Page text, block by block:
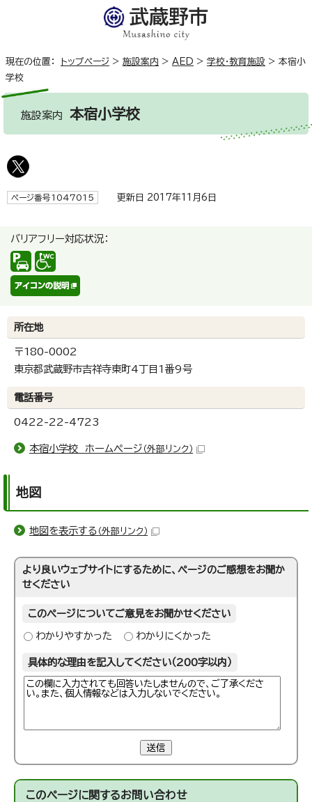
現在の位置： トップページ > 施設案内 > AED > 学校・教育施設 > 本宿小
学校
施設案内 本宿小学校
ページ番号1047015 更新日 2017年11月6日
バリアフリー対応状況：
所在地
〒180-0002
東京都武蔵野市吉祥寺東町4丁目1番9号
電話番号
0422-22-4723
本宿小学校 ホームページ （外部リンク）
地図
地図を表示する （外部リンク）
より良いウェブサイトにするために、ページのご感想をお聞か
せください
このページについてご意見をお聞かせください
わかりやすかった わかりにくかった
具体的な理由を記入してください（200字以内）
送信
このページに関するお問い合わせ